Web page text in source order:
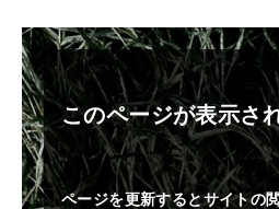
このページが表示さ
ページを更新するとサイトの